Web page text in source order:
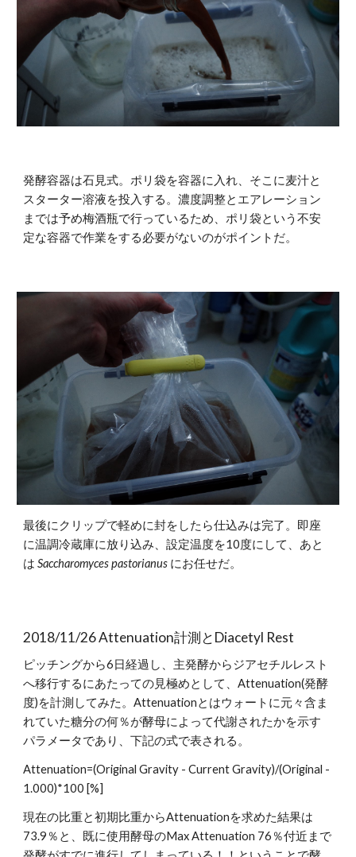
発酵容器は石見式。ポリ袋を容器に入れ、そこに麦汁と
スターター溶液を投入する。濃度調整とエアレーション
までは予め梅酒瓶で行っているため、ポリ袋という不安
定な容器で作業をする必要がないのがポイントだ。
最後にクリップで軽めに封をしたら仕込みは完了。即座
に温調冷蔵庫に放り込み、設定温度を10度にして、あと
は Saccharomyces pastorianus にお任せだ。
2018/11/26 Attenuation計測とDiacetyl Rest
ピッチングから6日経過し、主発酵からジアセチルレスト
へ移行するにあたっての見極めとして、Attenuation(発酵
度)を計測してみた。Attenuationとはウォートに元々含ま
れていた糖分の何％が酵母によって代謝されたかを示す
パラメータであり、下記の式で表される。
Attenuation=(Original Gravity - Current Gravity)/(Original -
1.000)*100 [%]
現在の比重と初期比重からAttenuationを求めた結果は
73.9％と、既に使用酵母のMax Attenuation 76％付近まで